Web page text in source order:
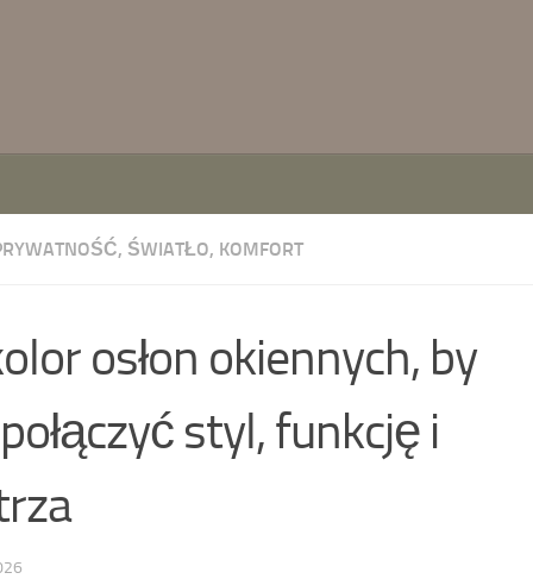
ŚWIATŁO, KOMFORT
osłon okiennych, by
styl, funkcję i